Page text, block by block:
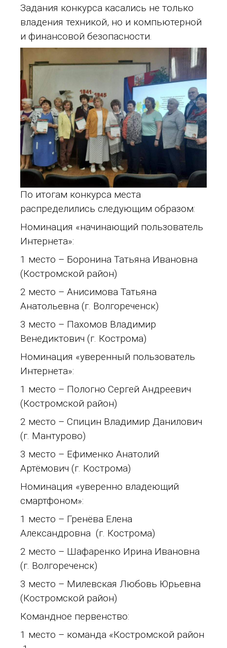
Задания конкурса касались не только
владения техникой, но и компьютерной
и финансовой безопасности.
По итогам конкурса места
распределились следующим образом:
Номинация «начинающий пользователь
Интернета»:
1 место – Боронина Татьяна Ивановна
(Костромской район)
2 место – Анисимова Татьяна
Анатольевна (г. Волгореченск)
3 место – Пахомов Владимир
Венедиктович (г. Кострома)
Номинация «уверенный пользователь
Интернета»:
1 место – Пологно Сергей Андреевич
(Костромской район)
2 место – Спицин Владимир Данилович
(г. Мантурово)
3 место – Ефименко Анатолий
Артёмович (г. Кострома)
Номинация «уверенно владеющий
смартфоном»:
1 место – Гренёва Елена
Александровна (г. Кострома)
2 место – Шафаренко Ирина Ивановна
(г. Волгореченск)
3 место – Милевская Любовь Юрьевна
(Костромской район)
Командное первенство:
1 место – команда «Костромской район